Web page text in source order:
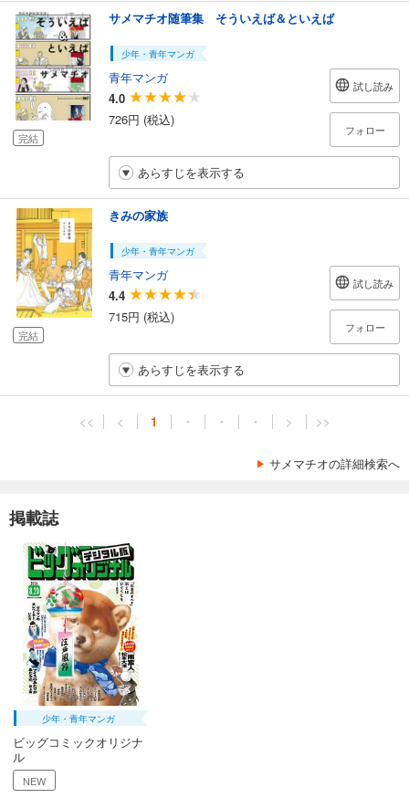
完結
サメマチオ随筆集 そういえば＆といえば
少年・青年マンガ
青年マンガ
4.0
726円 (税込)
試し読み
フォロー
あらすじを表示する
完結
きみの家族
少年・青年マンガ
青年マンガ
4.4
715円 (税込)
試し読み
フォロー
あらすじを表示する
<< < 1 ・ ・ ・ > >>
サメマチオの詳細検索へ
掲載誌
少年・青年マンガ
ビッグコミックオリジナ
ル
NEW